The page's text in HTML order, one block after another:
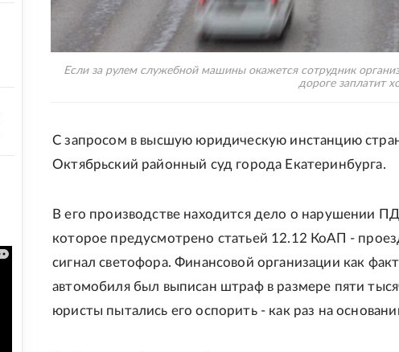
Если за рулем служебной машины окажется сотрудник
дороге заплатит
С запросом в высшую юридическую инстанцию
Октябрьский районный суд города Екатеринбурга.
В его производстве находится дело о нарушении
которое предусмотрено статьей 12.12 КоАП -
сигнал светофора. Финансовой организации как
автомобиля был выписан штраф в размере пяти
юристы пытались его оспорить - как раз на